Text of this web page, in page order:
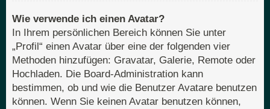
Wie verwende ich einen Avatar?
In Ihrem persönlichen Bereich können Sie unter
„Profil“ einen Avatar über eine der folgenden vier
Methoden hinzufügen: Gravatar, Galerie, Remote oder
Hochladen. Die Board-Administration kann
bestimmen, ob und wie die Benutzer Avatare benutzen
können. Wenn Sie keinen Avatar benutzen können,